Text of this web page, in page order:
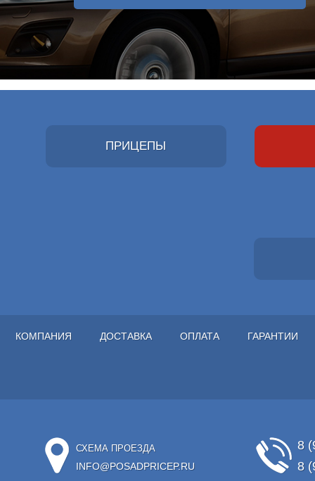
ПРИЦЕПЫ
КОМПАНИЯ ДОСТАВКА ОПЛАТА ГАРАНТИИ
СХЕМА ПРОЕЗДА
INFO@POSADPRICEP.RU
8
8